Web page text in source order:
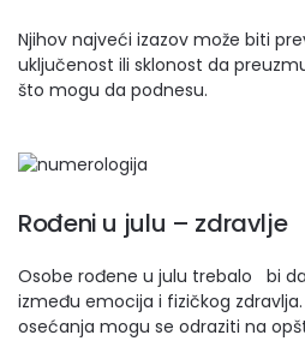
Njihov najveći izazov može biti
uključenost ili sklonost da
što mogu da podnesu.
Rođeni u julu – zdravlje
Osobe rođene u julu trebalo bi
između emocija i fizičkog
osećanja mogu se odraziti na